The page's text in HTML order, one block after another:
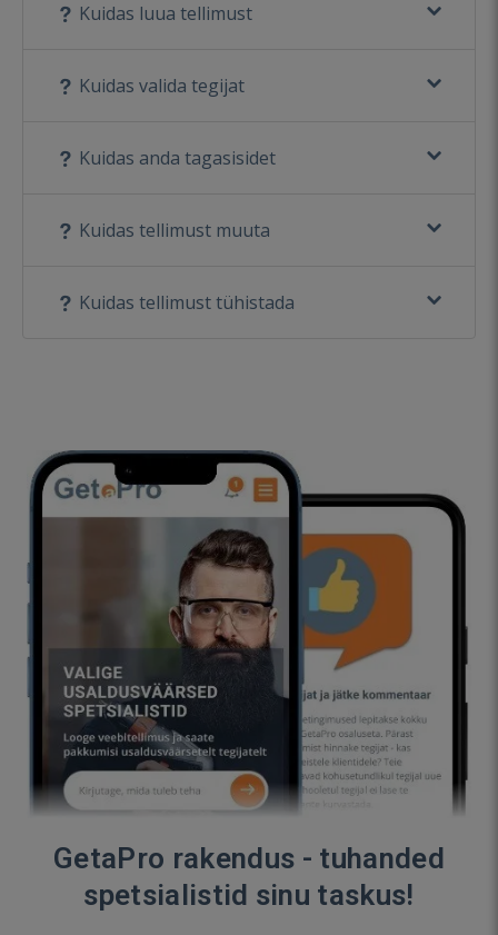
Kuidas luua tellimust
Kuidas valida tegijat
Kuidas anda tagasisidet
Kuidas tellimust muuta
Kuidas tellimust tühistada
GetaPro rakendus - tuhanded
spetsialistid sinu taskus!